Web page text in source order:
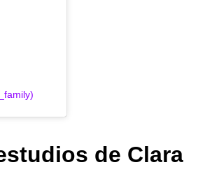
de Clara